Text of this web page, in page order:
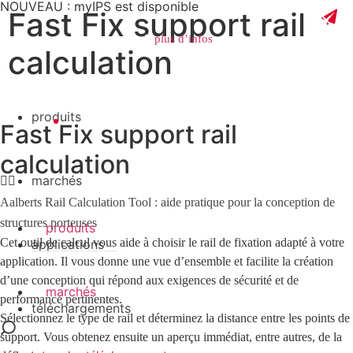
NOUVEAU : myIPS est disponible
plus d’infos
fermer
produits
marchés
applications
téléchargements
produits
marchés
Fast Fix support rail
calculation
Fast Fix support rail
calculation
Aalberts Rail Calculation Tool : aide pratique pour la conception de
structures porteuses
Cet outil de calcul vous aide à choisir le rail de fixation adapté à votre
application. Il vous donne une vue d’ensemble et facilite la création
d’une conception qui répond aux exigences de sécurité et de
performance pertinentes.
Sélectionnez le type de rail et déterminez la distance entre les points de
support. Vous obtenez ensuite un aperçu immédiat, entre autres, de la